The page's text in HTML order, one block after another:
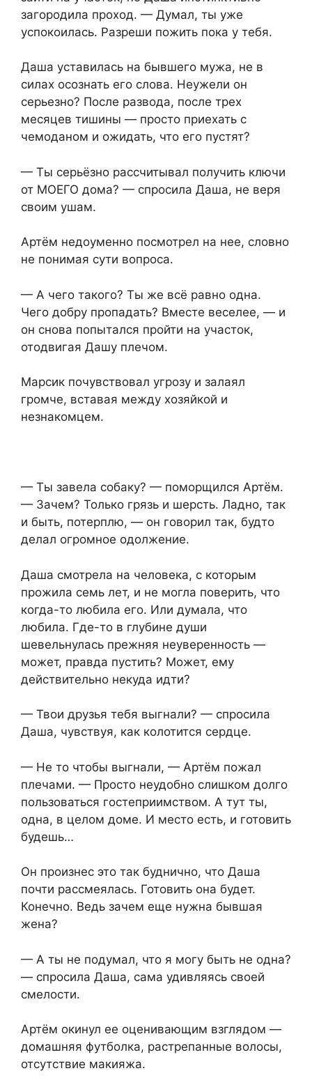
загородила проход. — Думал, ты уже
успокоилась. Разреши пожить пока у тебя.
Даша уставилась на бывшего мужа, не в
силах осознать его слова. Неужели он
серьезно? После развода, после трех
месяцев тишины — просто приехать с
чемоданом и ожидать, что его пустят?
— Ты серьёзно рассчитывал получить ключи
от МОЕГО дома? — спросила Даша, не веря
своим ушам.
Артём недоуменно посмотрел на нее, словно
не понимая сути вопроса.
— А чего такого? Ты же всё равно одна.
Чего добру пропадать? Вместе веселее, — и
он снова попытался пройти на участок,
отодвигая Дашу плечом.
Марсик почувствовал угрозу и залаял
громче, вставая между хозяйкой и
незнакомцем.
— Ты завела собаку? — поморщился Артём.
— Зачем? Только грязь и шерсть. Ладно, так
и быть, потерплю, — он говорил так, будто
делал огромное одолжение.
Даша смотрела на человека, с которым
прожила семь лет, и не могла поверить, что
когда-то любила его. Или думала, что
любила. Где-то в глубине души
шевельнулась прежняя неуверенность —
может, правда пустить? Может, ему
действительно некуда идти?
— Твои друзья тебя выгнали? — спросила
Даша, чувствуя, как колотится сердце.
— Не то чтобы выгнали, — Артём пожал
плечами. — Просто неудобно слишком долго
пользоваться гостеприимством. А тут ты,
одна, в целом доме. И место есть, и готовить
будешь…
Он произнес это так буднично, что Даша
почти рассмеялась. Готовить она будет.
Конечно. Ведь зачем еще нужна бывшая
жена?
— А ты не подумал, что я могу быть не одна?
— спросила Даша, сама удивляясь своей
смелости.
Артём окинул ее оценивающим взглядом —
домашняя футболка, растрепанные волосы,
отсутствие макияжа.